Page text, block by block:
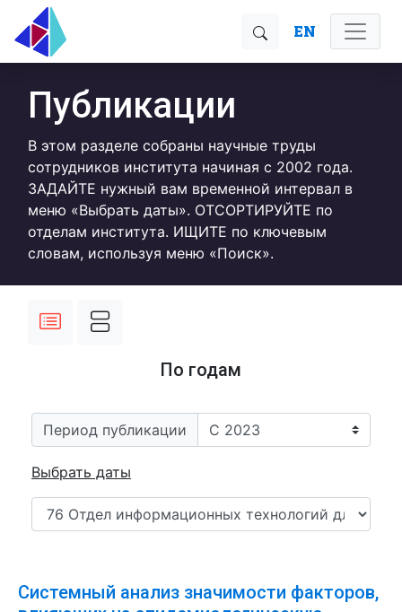
EN
Публикации
В этом разделе собраны научные труды
сотрудников института начиная с 2002 года.
ЗАДАЙТЕ нужный вам временной интервал в
меню «Выбрать даты». ОТСОРТИРУЙТЕ по
отделам института. ИЩИТЕ по ключевым
словам, используя меню «Поиск».
По годам
Период публикации
Выбрать даты
Системный анализ значимости факторов,